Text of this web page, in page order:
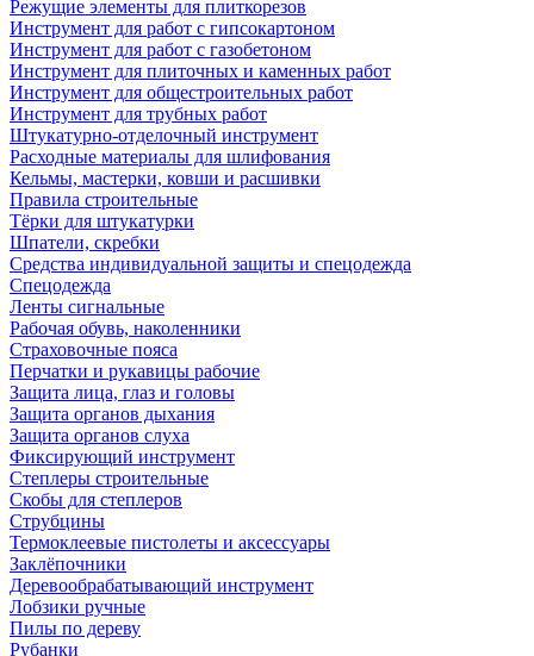
Режущие элементы для плиткорезов
Инструмент для работ с гипсокартоном
Инструмент для работ с газобетоном
Инструмент для плиточных и каменных работ
Инструмент для общестроительных работ
Инструмент для трубных работ
Штукатурно-отделочный инструмент
Расходные материалы для шлифования
Кельмы, мастерки, ковши и расшивки
Правила строительные
Тёрки для штукатурки
Шпатели, скребки
Средства индивидуальной защиты и спецодежда
Спецодежда
Ленты сигнальные
Рабочая обувь, наколенники
Страховочные пояса
Перчатки и рукавицы рабочие
Защита лица, глаз и головы
Защита органов дыхания
Защита органов слуха
Фиксирующий инструмент
Степлеры строительные
Скобы для степлеров
Струбцины
Термоклеевые пистолеты и аксессуары
Заклёпочники
Деревообрабатывающий инструмент
Лобзики ручные
Пилы по дереву
Рубанки